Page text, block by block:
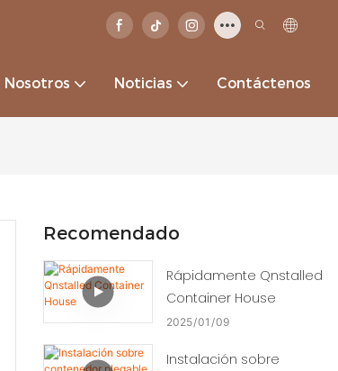
Nosotros Noticias Contáctenos
Recomendado
Rápidamente Qnstalled
Container House
2025 01 09
Instalación sobre